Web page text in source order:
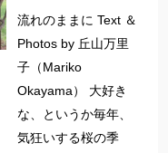
流れのままに Text ＆
Photos by 丘山万里
子（Mariko
Okayama） 大好き
な、というか毎年、
気狂いする桜の季